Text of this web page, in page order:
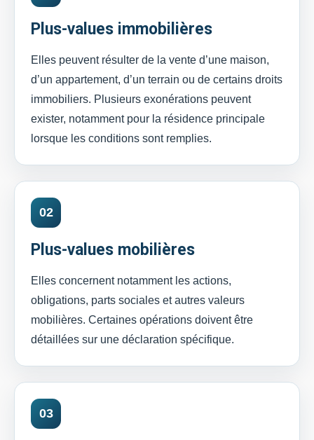
Plus-values immobilières
Elles peuvent résulter de la vente d’une maison,
d’un appartement, d’un terrain ou de certains droits
immobiliers. Plusieurs exonérations peuvent
exister, notamment pour la résidence principale
lorsque les conditions sont remplies.
02
Plus-values mobilières
Elles concernent notamment les actions,
obligations, parts sociales et autres valeurs
mobilières. Certaines opérations doivent être
détaillées sur une déclaration spécifique.
03